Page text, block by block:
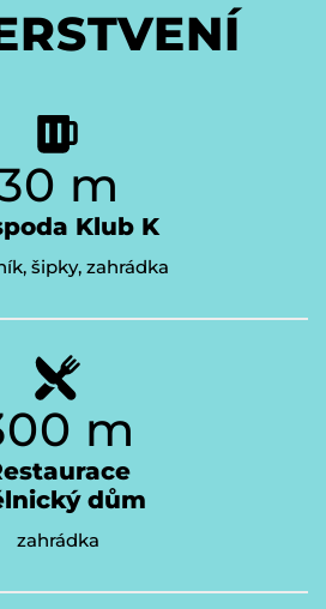
m
Klub K
šipky, zahrádka
m
dům
zahrádka